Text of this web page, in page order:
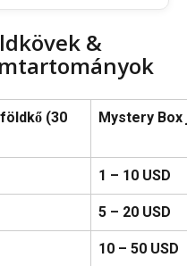
&
(30
Mystery
1 – 10 USD
5 – 20 USD
10 – 50 USD